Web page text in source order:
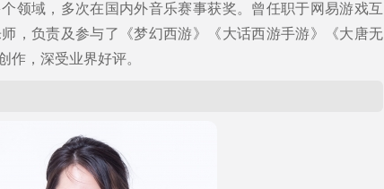
领域，多次在国内外音乐赛事获奖。曾任职于网易游戏互
，负责及参与了《梦幻西游》《大话西游手游》《大唐无
作，深受业界好评。